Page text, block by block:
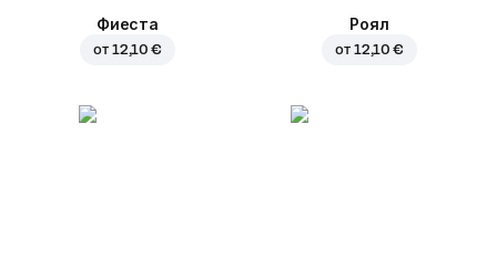
Фиеста
от 12,10 €
Роял
от 12,10 €